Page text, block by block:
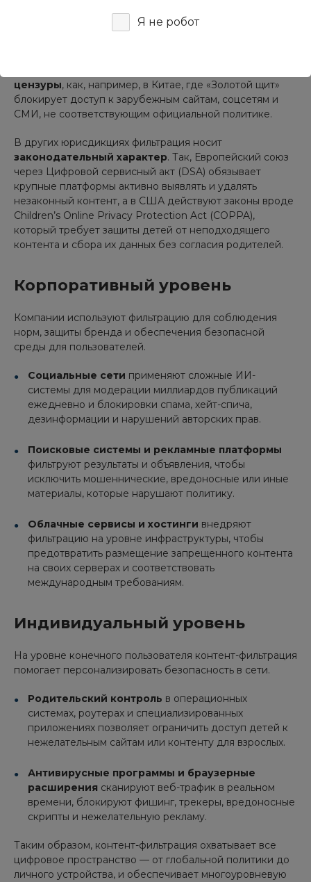
Я не робот
Государственный уровень
цензуры, как, например, в Китае, где «Золотой щит»
блокирует доступ к зарубежным сайтам, соцсетям и
СМИ, не соответствующим официальной политике.
В других юрисдикциях фильтрация носит
законодательный характер. Так, Европейский союз
через Цифровой сервисный акт (DSA) обязывает
крупные платформы активно выявлять и удалять
незаконный контент, а в США действуют законы вроде
Children’s Online Privacy Protection Act (COPPA),
который требует защиты детей от неподходящего
контента и сбора их данных без согласия родителей.
Корпоративный уровень
Компании используют фильтрацию для соблюдения
норм, защиты бренда и обеспечения безопасной
среды для пользователей.
Социальные сети применяют сложные ИИ-
системы для модерации миллиардов публикаций
ежедневно и блокировки спама, хейт-спича,
дезинформации и нарушений авторских прав.
Поисковые системы и рекламные платформы
фильтруют результаты и объявления, чтобы
исключить мошеннические, вредоносные или иные
материалы, которые нарушают политику.
Облачные сервисы и хостинги внедряют
фильтрацию на уровне инфраструктуры, чтобы
предотвратить размещение запрещенного контента
на своих серверах и соответствовать
международным требованиям.
Индивидуальный уровень
На уровне конечного пользователя контент-фильтрация
помогает персонализировать безопасность в сети.
Родительский контроль в операционных
системах, роутерах и специализированных
приложениях позволяет ограничить доступ детей к
нежелательным сайтам или контенту для взрослых.
Антивирусные программы и браузерные
расширения сканируют веб-трафик в реальном
времени, блокируют фишинг, трекеры, вредоносные
скрипты и нежелательную рекламу.
Таким образом, контент-фильтрация охватывает все
цифровое пространство — от глобальной политики до
личного устройства, и обеспечивает многоуровневую